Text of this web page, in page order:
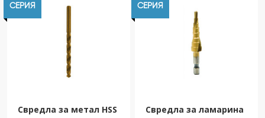
СЕРИЯ
Свредла за метал HSS
СЕРИЯ
Свредла за ламарина